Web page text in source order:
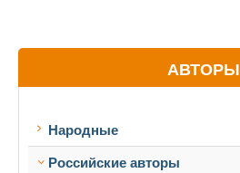
АВТОРЫ
Народные
Российские авторы